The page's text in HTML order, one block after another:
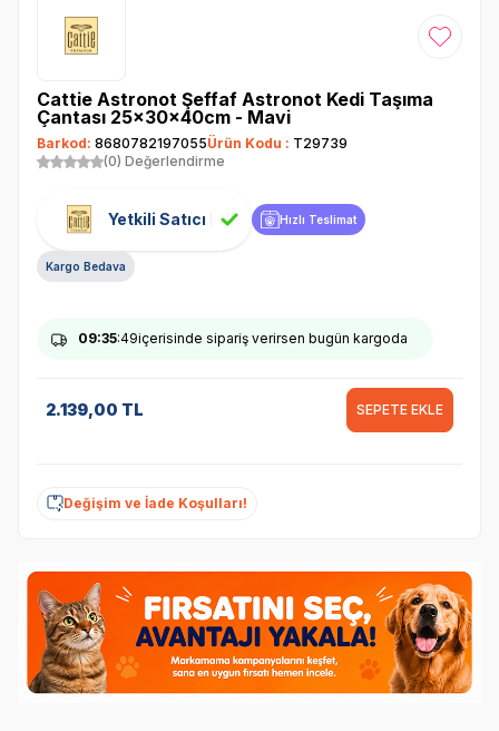
Favoriye
Cattie Astronot Şeffaf Astronot Kedi Taşıma
Çantası 25x30x40cm - Mavi
Barkod: 8680782197055Ürün Kodu : T29739
(0) Değerlendirme
Yetkili Satıcı Hızlı Teslimat
Kargo Bedava
09:35:49içerisinde sipariş verirsen bugün kargoda
2.139,00 TL SEPETE EKLE
Değişim ve İade Koşulları!